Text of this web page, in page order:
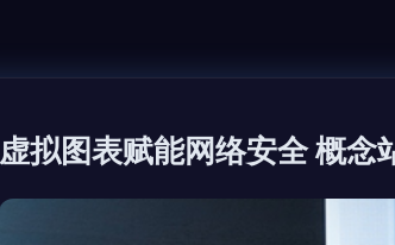
虚拟图表赋能网络安全 概念